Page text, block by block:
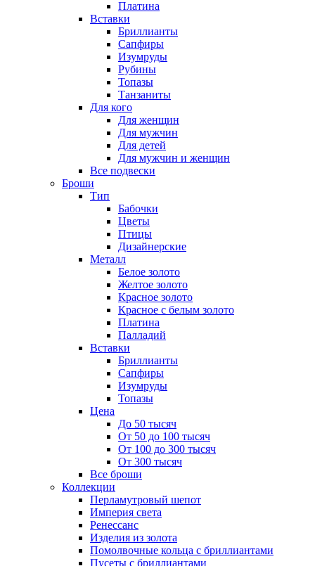
Платина
Вставки
Бриллианты
Сапфиры
Изумруды
Рубины
Топазы
Танзаниты
Для кого
Для женщин
Для мужчин
Для детей
Для мужчин и женщин
Все подвески
Броши
Тип
Бабочки
Цветы
Птицы
Дизайнерские
Металл
Белое золото
Желтое золото
Красное золото
Красное с белым золото
Платина
Палладий
Вставки
Бриллианты
Сапфиры
Изумруды
Топазы
Цена
До 50 тысяч
От 50 до 100 тысяч
От 100 до 300 тысяч
От 300 тысяч
Все броши
Коллекции
Перламутровый шепот
Империя света
Ренессанс
Изделия из золота
Помолвочные кольца с бриллиантами
Пусеты с бриллиантами